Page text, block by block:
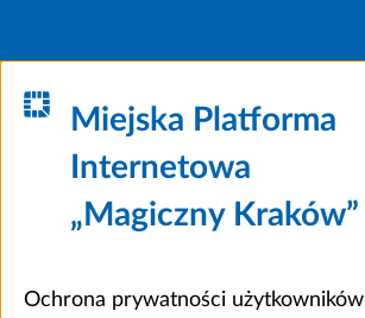
Miejska Platforma
Internetowa
„Magiczny Kraków”
Ochrona prywatności użytkowników